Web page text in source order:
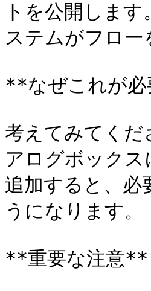
トを公開しま
ステムがフロ
**なぜこれが
考えてみてくだ
アログボック
追加すると、
うになります。
**重要な注意**